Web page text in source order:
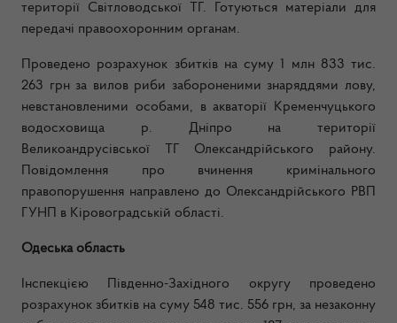
території Світловодської ТГ. Готуються матеріали для
передачі правоохоронним органам.
Проведено розрахунок збитків на суму 1 млн 833 тис.
263 грн за вилов риби забороненими знаряддями лову,
невстановленими особами, в акваторії Кременчуцького
водосховища р. Дніпро на території
Великоандрусівської ТГ Олександрійського району.
Повідомлення про вчинення кримінального
правопорушення направлено до Олександрійського РВП
ГУНП в Кіровоградській області.
Одеська область
Інспекцією Південно-Західного округу проведено
розрахунок збитків на суму 548 тис. 556 грн, за незаконну